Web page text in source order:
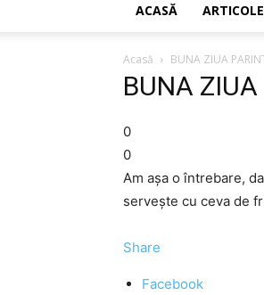
ACASĂ
Acasă BUNA ZIUA
BUNA ZIUA
0
0
Am aşa o întrebare,
serveşte cu ceva de
Share
Facebook